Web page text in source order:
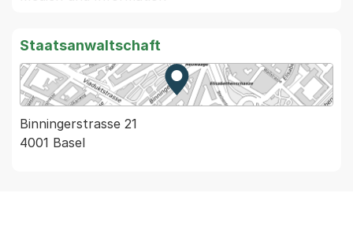
Staatsanwaltschaft
Zur Karte von MapBS.
Externer Link, wird in einem
Binningerstrasse 21
4001 Basel